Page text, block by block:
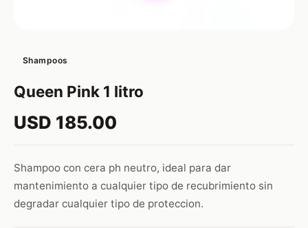
Shampoos
Queen Pink 1 litro
USD 185.00
Shampoo con cera ph neutro, ideal para dar
mantenimiento a cualquier tipo de recubrimiento sin
degradar cualquier tipo de proteccion.